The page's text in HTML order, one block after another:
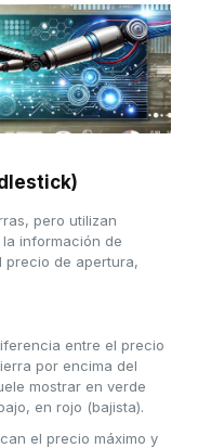
pero utilizan
información de
precio de apertura,
entre el precio
por encima del
mostrar en verde
en rojo (bajista).
el precio máximo y